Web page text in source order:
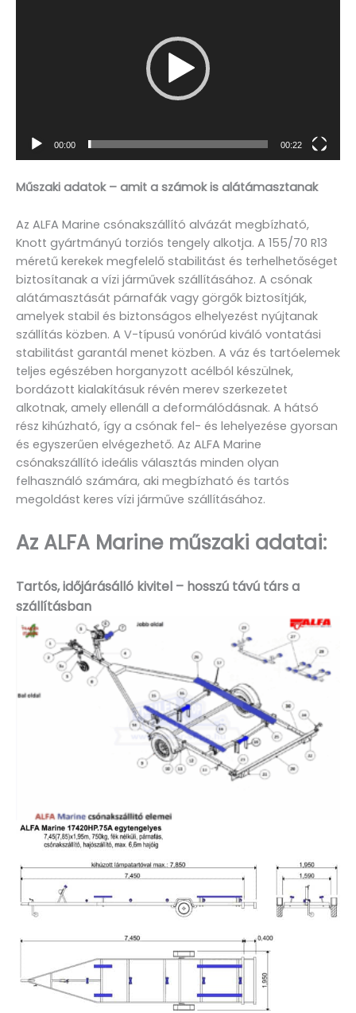
00:00 00:22
Műszaki adatok – amit a számok is alátámasztanak
Az ALFA Marine csónakszállító alvázát megbízható,
Knott gyártmányú torziós tengely alkotja. A 155/70 R13
méretű kerekek megfelelő stabilitást és terhelhetőséget
biztosítanak a vízi járművek szállításához. A csónak
alátámasztását párnafák vagy görgők biztosítják,
amelyek stabil és biztonságos elhelyezést nyújtanak
szállítás közben. A V-típusú vonórúd kiváló vontatási
stabilitást garantál menet közben. A váz és tartóelemek
teljes egészében horganyzott acélból készülnek,
bordázott kialakításuk révén merev szerkezetet
alkotnak, amely ellenáll a deformálódásnak. A hátsó
rész kihúzható, így a csónak fel- és lehelyezése gyorsan
és egyszerűen elvégezhető. Az ALFA Marine
csónakszállító ideális választás minden olyan
felhasználó számára, aki megbízható és tartós
megoldást keres vízi járműve szállításához.
Az ALFA Marine műszaki adatai:
Tartós, időjárásálló kivitel – hosszú távú társ a
szállításban